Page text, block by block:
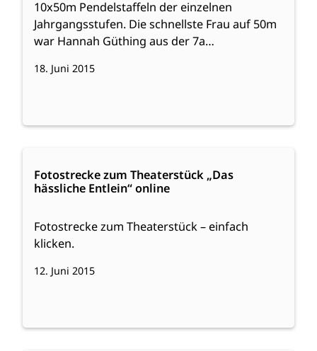
10x50m Pendelstaffeln der einzelnen
Jahrgangsstufen. Die schnellste Frau auf 50m
war Hannah Güthing aus der 7a…
18. Juni 2015
Fotostrecke zum Theaterstück „Das
hässliche Entlein“ online
Fotostrecke zum Theaterstück – einfach
klicken.
12. Juni 2015
Fotostrecke
zum
„Das
online